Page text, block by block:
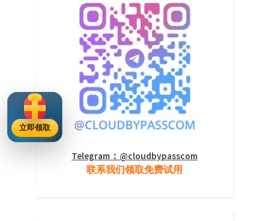
Telegram：@cloudbypasscom
联系我们领取免费试用
立即领取